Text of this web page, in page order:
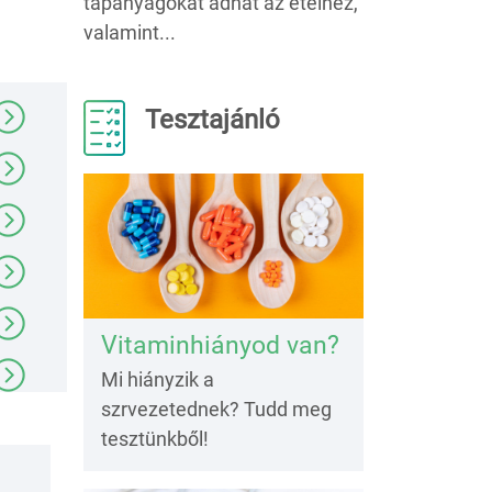
valamint...
Tesztajánló
Vitaminhiányod van?
Mi hiányzik a
szrvezetednek? Tudd meg
tesztünkből!